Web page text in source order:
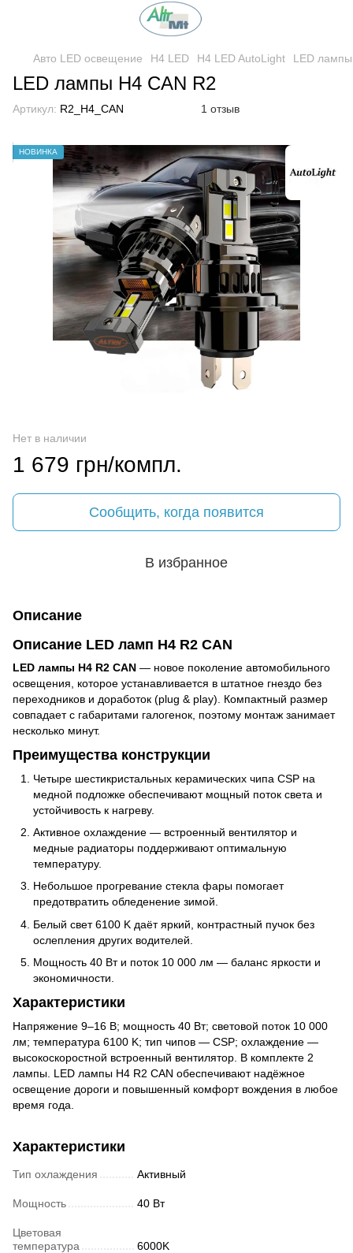
Авто LED освещение H4 LED H4 LED AutoLight LED
LED лампы H4 CAN R2
Артикул: R2_H4_CAN 1 отзыв
НОВИНКА
Нет в наличии
1 679 грн/компл.
Сообщить, когда появится
В избранное
Описание
Описание LED ламп H4 R2 CAN
LED лампы H4 R2 CAN — новое поколение автомобильного
освещения, которое устанавливается в штатное гнездо без
переходников и доработок (plug & play). Компактный размер
совпадает с габаритами галогенок, поэтому монтаж занимает
несколько минут.
Преимущества конструкции
Четыре шестикристальных керамических чипа CSP на
медной подложке обеспечивают мощный поток света и
устойчивость к нагреву.
Активное охлаждение — встроенный вентилятор и
медные радиаторы поддерживают оптимальную
температуру.
Небольшое прогревание стекла фары помогает
предотвратить обледенение зимой.
Белый свет 6100 K даёт яркий, контрастный пучок без
ослепления других водителей.
Мощность 40 Вт и поток 10 000 лм — баланс яркости и
экономичности.
Характеристики
Напряжение 9–16 В; мощность 40 Вт; световой поток 10 000
лм; температура 6100 K; тип чипов — CSP; охлаждение —
высокоскоростной встроенный вентилятор. В комплекте 2
лампы. LED лампы H4 R2 CAN обеспечивают надёжное
освещение дороги и повышенный комфорт вождения в любое
время года.
Характеристики
Тип охлаждения Активный
Мощность 40 Вт
Цветовая
температура
6000K